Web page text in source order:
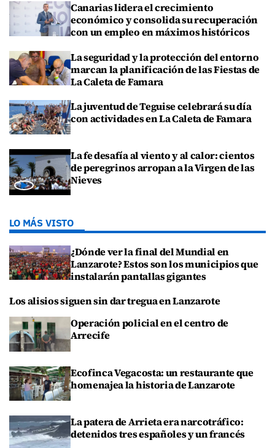
Canarias lidera el crecimiento
económico y consolida su recuperación
con un empleo en máximos históricos
La seguridad y la protección del entorno
marcan la planificación de las Fiestas de
La Caleta de Famara
La juventud de Teguise celebrará su día
con actividades en La Caleta de Famara
La fe desafía al viento y al calor: cientos
de peregrinos arropan a la Virgen de las
Nieves
LO MÁS VISTO
¿Dónde ver la final del Mundial en
Lanzarote? Estos son los municipios que
instalarán pantallas gigantes
Los alisios siguen sin dar tregua en Lanzarote
Operación policial en el centro de
Arrecife
Ecofinca Vegacosta: un restaurante que
homenajea la historia de Lanzarote
La patera de Arrieta era narcotráfico:
detenidos tres españoles y un francés